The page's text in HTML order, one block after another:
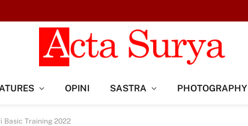
OPINI SASTRA PHOTOGRAPHY
Basic Training 2022